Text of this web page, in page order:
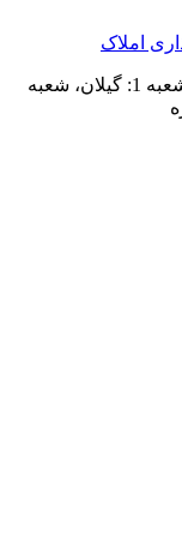
کاسپی لند برند معتبر سرمایه گذاری املاک (شعبه 1: گیلان، شعبه